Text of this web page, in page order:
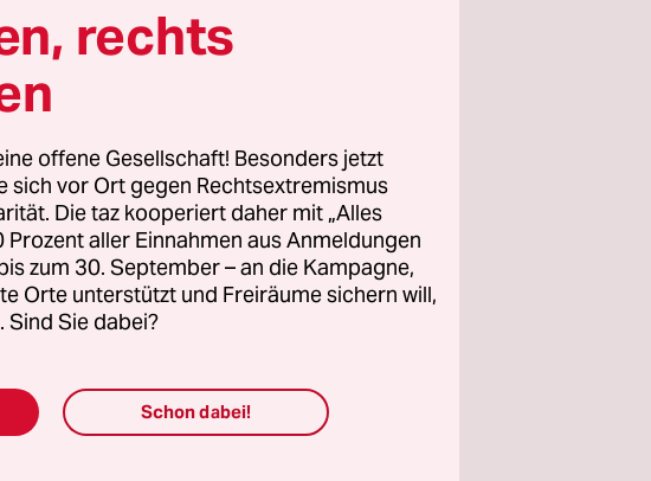
in
weltweiten
der
Erol Önderoğlu,
der taz.
türkische
Zugang haben.
nicht, müssen sie
anderen Raum per
rechts
offene Gesellschaft! Besonders jetzt
sich vor Ort gegen Rechtsextremismus
Die taz kooperiert daher mit „Alles
Prozent aller Einnahmen aus Anmeldungen
zum 30. September – an die Kampagne,
Orte unterstützt und Freiräume sichern will,
Sind Sie dabei?
Schon dabei!